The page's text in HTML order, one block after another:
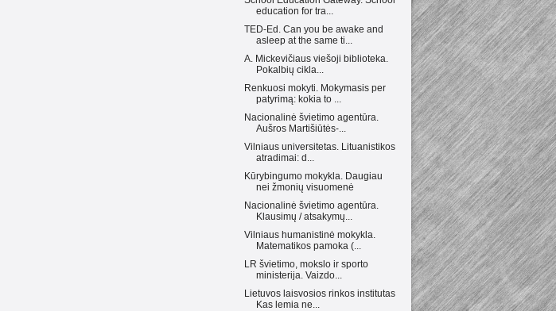
education for tra...
TED-Ed. Can you be awake and
asleep at the same ti...
A. Mickevičiaus viešoji biblioteka.
Pokalbių cikla...
Renkuosi mokyti. Mokymasis per
patyrimą: kokia to ...
Nacionalinė švietimo agentūra.
Aušros Martišiūtės-...
Vilniaus universitetas. Lituanistikos
atradimai: d...
Kūrybingumo mokykla. Daugiau
nei žmonių visuomenė
Nacionalinė švietimo agentūra.
Klausimų / atsakymų...
Vilniaus humanistinė mokykla.
Matematikos pamoka (...
LR švietimo, mokslo ir sporto
ministerija. Vaizdo...
Lietuvos laisvosios rinkos institutas
Kas lemia ne...